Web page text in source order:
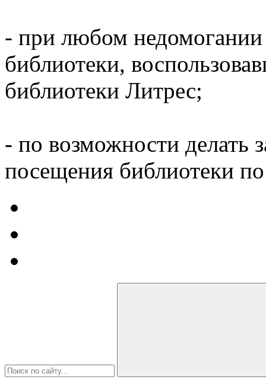
- при любом недомогании
библиотеки,
библиотеки Литрес;
- по возможности делать
посещения библиотеки